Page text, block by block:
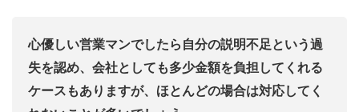
心優しい営業マンでしたら自分の説明不足という過
失を認め、会社としても多少金額を負担してくれる
ケースもありますが、ほとんどの場合は対応してく